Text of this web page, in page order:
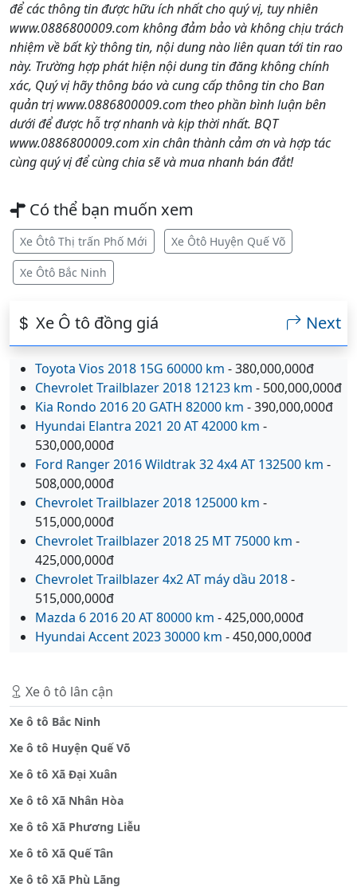
để các thông tin được hữu ích nhất cho quý vị, tuy nhiên
www.0886800009.com không đảm bảo và không chịu trách
nhiệm về bất kỳ thông tin, nội dung nào liên quan tới tin rao
này. Trường hợp phát hiện nội dung tin đăng không chính
xác, Quý vị hãy thông báo và cung cấp thông tin cho Ban
quản trị www.0886800009.com theo phần bình luận bên
dưới để được hỗ trợ nhanh và kịp thời nhất. BQT
www.0886800009.com xin chân thành cảm ơn và hợp tác
cùng quý vị để cùng chia sẽ và mua nhanh bán đắt!
Có thể bạn muốn xem
Xe Ôtô Thị trấn Phố Mới Xe Ôtô Huyện Quế Võ
Xe Ôtô Bắc Ninh
Xe Ô tô đồng giá Next
Toyota Vios 2018 15G 60000 km - 380,000,000đ
Chevrolet Trailblazer 2018 12123 km - 500,000,000đ
Kia Rondo 2016 20 GATH 82000 km - 390,000,000đ
Hyundai Elantra 2021 20 AT 42000 km -
530,000,000đ
Ford Ranger 2016 Wildtrak 32 4x4 AT 132500 km -
508,000,000đ
Chevrolet Trailblazer 2018 125000 km -
515,000,000đ
Chevrolet Trailblazer 2018 25 MT 75000 km -
425,000,000đ
Chevrolet Trailblazer 4x2 AT máy dầu 2018-
515,000,000đ
Mazda 6 2016 20 AT 80000 km - 425,000,000đ
Hyundai Accent 2023 30000 km - 450,000,000đ
Xe ô tô lân cận
Xe ô tô Bắc Ninh
Xe ô tô Huyện Quế Võ
Xe ô tô Xã Đại Xuân
Xe ô tô Xã Nhân Hòa
Xe ô tô Xã Phương Liễu
Xe ô tô Xã Quế Tân
Xe ô tô Xã Phù Lãng